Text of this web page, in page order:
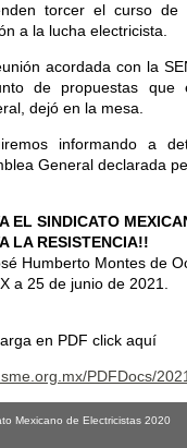
torcer el curso de
a la lucha electricista.
acordada con la
de propuestas que
dejó en la mesa.
informando a
General declarada
EL SINDICATO
LA RESISTENCIA!!
Humberto Montes de
a 25 de junio de 2021.
en PDF click aquí
PDFDocs/
Mexicano de Electricistas 2020